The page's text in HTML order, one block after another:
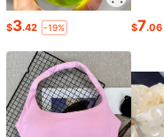
$3.42 -19% $7.06